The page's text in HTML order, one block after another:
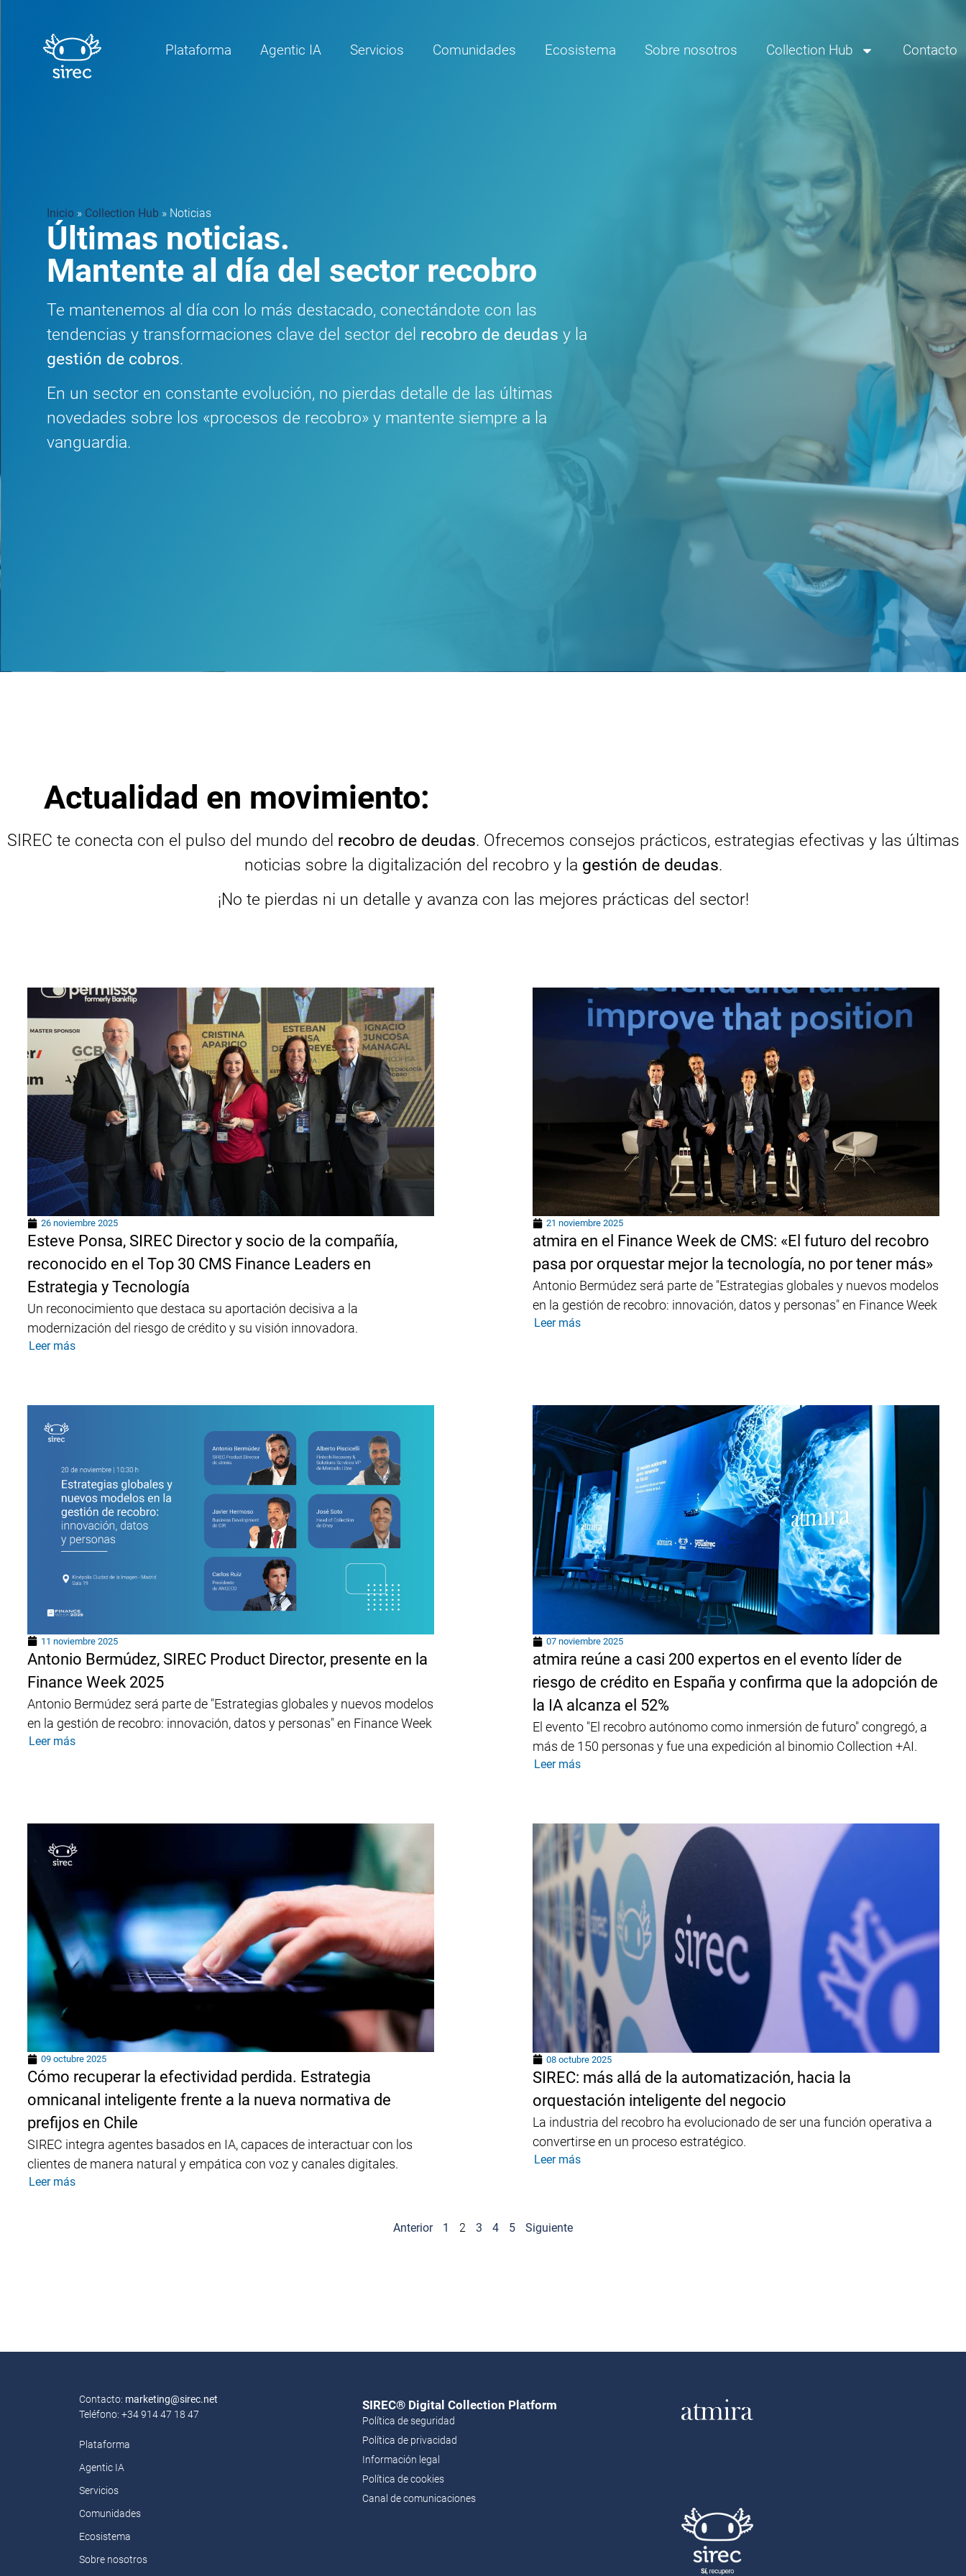
Plataforma Agentic IA Servicios Comunidades Ecosistema Sobre nosotros Collection Hub Contacto
Inicio » Collection Hub » Noticias
Últimas noticias.
Mantente al día del sector recobro
Te mantenemos al día con lo más destacado, conectándote con las
tendencias y transformaciones clave del sector del recobro de deudas y la
gestión de cobros.
En un sector en constante evolución, no pierdas detalle de las últimas
novedades sobre los «procesos de recobro» y mantente siempre a la
vanguardia.
Actualidad en movimiento:
SIREC te conecta con el pulso del mundo del recobro de deudas. Ofrecemos consejos prácticos, estrategias efectivas y las últimas
noticias sobre la digitalización del recobro y la gestión de deudas.
¡No te pierdas ni un detalle y avanza con las mejores prácticas del sector!
26 noviembre 2025
Esteve Ponsa, SIREC Director y socio de la compañía,
reconocido en el Top 30 CMS Finance Leaders en
Estrategia y Tecnología
Un reconocimiento que destaca su aportación decisiva a la
modernización del riesgo de crédito y su visión innovadora.
Leer más
21 noviembre 2025
atmira en el Finance Week de CMS: «El futuro del recobro
pasa por orquestar mejor la tecnología, no por tener más»
Antonio Bermúdez será parte de "Estrategias globales y nuevos modelos
en la gestión de recobro: innovación, datos y personas" en Finance Week
Leer más
11 noviembre 2025
Antonio Bermúdez, SIREC Product Director, presente en la
Finance Week 2025
Antonio Bermúdez será parte de "Estrategias globales y nuevos modelos
en la gestión de recobro: innovación, datos y personas" en Finance Week
Leer más
07 noviembre 2025
atmira reúne a casi 200 expertos en el evento líder de
riesgo de crédito en España y confirma que la adopción de
la IA alcanza el 52%
El evento "El recobro autónomo como inmersión de futuro" congregó, a
más de 150 personas y fue una expedición al binomio Collection +AI.
Leer más
09 octubre 2025
Cómo recuperar la efectividad perdida. Estrategia
omnicanal inteligente frente a la nueva normativa de
prefijos en Chile
SIREC integra agentes basados en IA, capaces de interactuar con los
clientes de manera natural y empática con voz y canales digitales.
Leer más
08 octubre 2025
SIREC: más allá de la automatización, hacia la
orquestación inteligente del negocio
La industria del recobro ha evolucionado de ser una función operativa a
convertirse en un proceso estratégico.
Leer más
Anterior 1 2 3 4 5 Siguiente
Contacto: marketing@sirec.net
Teléfono: +34 914 47 18 47
Plataforma
Agentic IA
Servicios
Comunidades
Ecosistema
Sobre nosotros
SIREC® Digital Collection Platform​
Política de seguridad
Política de privacidad
Información legal
Política de cookies
Canal de comunicaciones